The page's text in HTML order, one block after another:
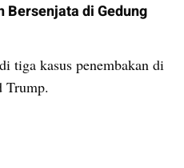
Bersenjata di Gedung
tiga kasus penembakan di
Trump.